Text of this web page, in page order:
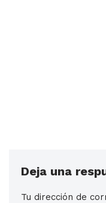
Deja una
Tu dirección de